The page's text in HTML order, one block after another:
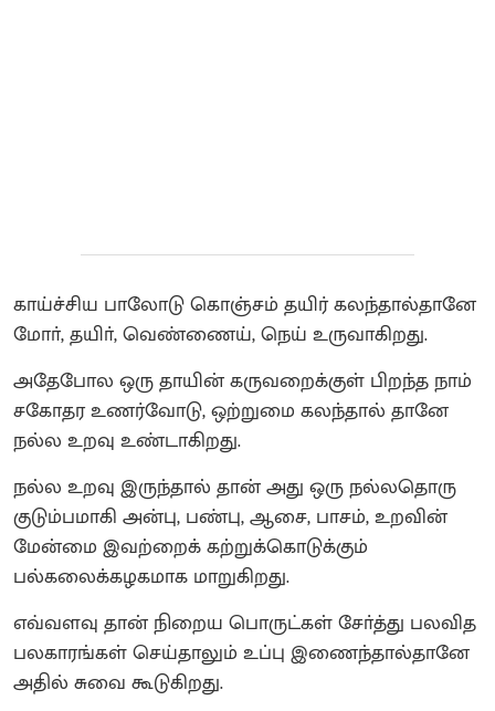
காய்ச்சிய பாலோடு கொஞ்சம் தயிர் கலந்தால்தானே
மோா், தயிா், வெண்ணைய், நெய் உருவாகிறது.
அதேபோல ஒரு தாயின் கருவறைக்குள் பிறந்த நாம்
சகோதர உணர்வோடு, ஒற்றுமை கலந்தால் தானே
நல்ல உறவு உண்டாகிறது.
நல்ல உறவு இருந்தால் தான் அது ஒரு நல்லதொரு
குடும்பமாகி அன்பு, பண்பு, ஆசை, பாசம், உறவின்
மேன்மை இவற்றைக் கற்றுக்கொடுக்கும்
பல்கலைக்கழகமாக மாறுகிறது.
எவ்வளவு தான் நிறைய பொருட்கள் சோ்த்து பலவித
பலகாரங்கள் செய்தாலும் உப்பு இணைந்தால்தானே
அதில் சுவை கூடுகிறது.